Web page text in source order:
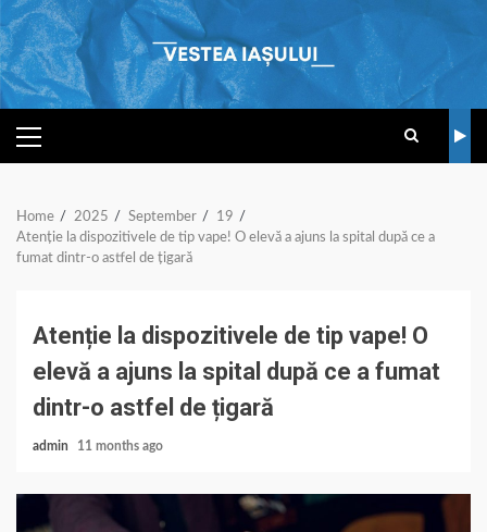
Skip
to
content
PRIMARY
MENU
Home 2025 September
19
Atenție la dispozitivele de tip vape! O elevă a ajuns la spital după ce a
fumat dintr-o astfel de țigară
Atenție la dispozitivele de tip vape! O
elevă a ajuns la spital după ce a fumat
dintr-o astfel de țigară
admin 11 months ago